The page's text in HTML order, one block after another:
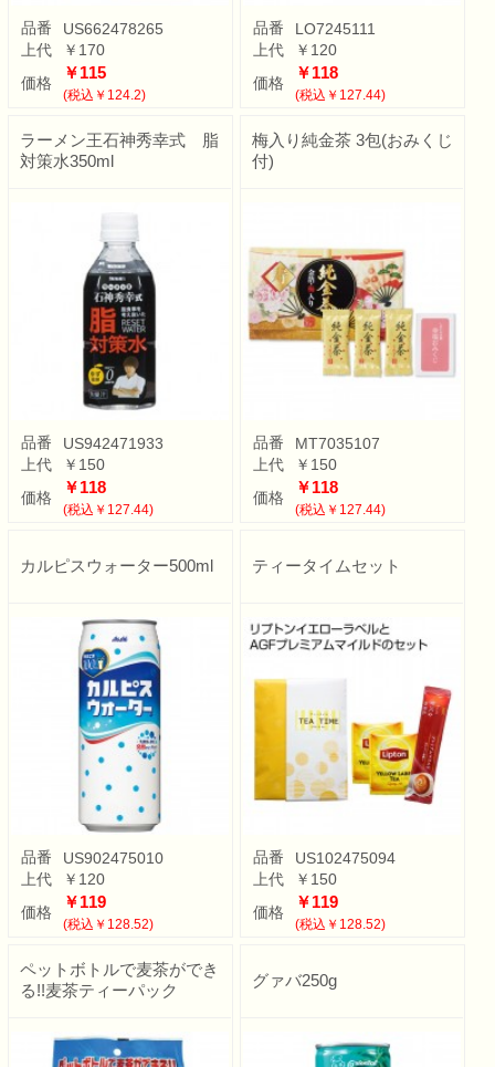
品番
US662478265
上代
￥170
価格
￥115
(税込￥124.2)
品番
LO7245111
上代
￥120
価格
￥118
(税込￥127.44)
ラーメン王石神秀幸式 脂
対策水350ml
品番
US942471933
上代
￥150
価格
￥118
(税込￥127.44)
梅入り純金茶 3包(おみくじ
付)
品番
MT7035107
上代
￥150
価格
￥118
(税込￥127.44)
カルピスウォーター500ml
品番
US902475010
上代
￥120
価格
￥119
(税込￥128.52)
ティータイムセット
品番
US102475094
上代
￥150
価格
￥119
(税込￥128.52)
ペットボトルで麦茶ができ
る!!麦茶ティーパック
グァバ250g